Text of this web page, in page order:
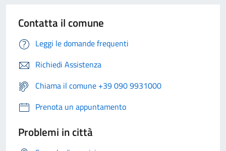
Contatta il comune
Leggi le domande frequenti
Richiedi Assistenza
Chiama il comune +39 090 9931000
Prenota un appuntamento
Problemi in città